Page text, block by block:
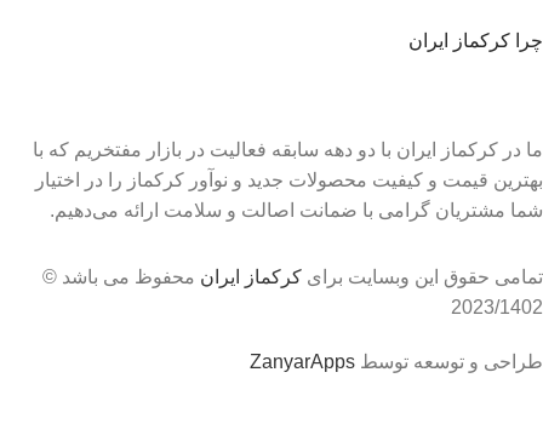
چرا کرکماز ایران
ما در کرکماز ایران با دو دهه سابقه فعالیت در بازار مفتخریم که با
بهترین قیمت و کیفیت محصولات جدید و نوآور کرکماز را در اختیار
شما مشتریان گرامی با ضمانت اصالت و سلامت ارائه می‌دهیم.
تمامی حقوق این وبسایت برای کرکماز ایران محفوظ می باشد ©
2023/1402
طراحی و توسعه توسط ZanyarApps